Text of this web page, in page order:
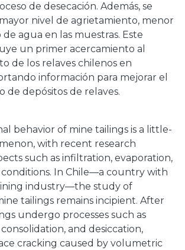
de desecación. Además, se
nivel de agrietamiento, menor
agua en las muestras. Este
un primer acercamiento al
de los relaves chilenos en
información para mejorar el
de depósitos de relaves.
behavior of mine tailings is a little-
with recent research
such as infiltration, evaporation,
In Chile—a country with
industry—the study of
tailings remains incipient. After
undergo processes such as
and desiccation,
cracking caused by volumetric